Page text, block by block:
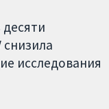
снизила
исследования